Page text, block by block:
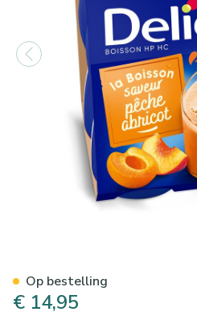
€ 14,95
Op bestelling